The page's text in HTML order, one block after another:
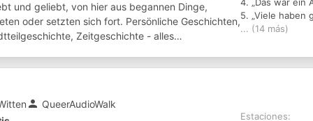
und geliebt, von hier aus begannen Dinge,
oder setzten sich fort. Persönliche Geschichten,
Zeitgeschichte - alles
... (14 más)
person QueerAudioWalk
Estaciones: